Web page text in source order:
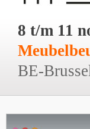
8 t/m 11
BE-